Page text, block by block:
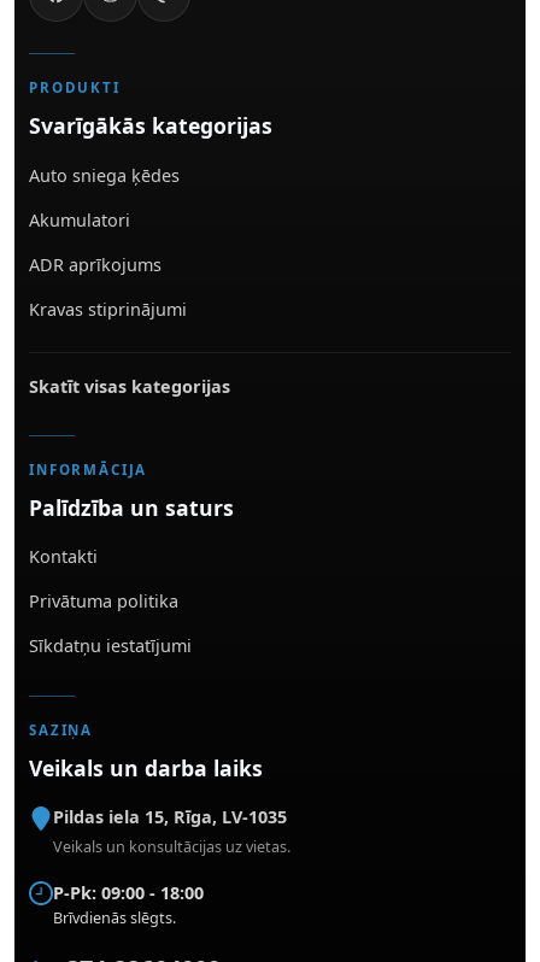
PRODUKTI
Svarīgākās kategorijas
Auto sniega ķēdes
Akumulatori
ADR aprīkojums
Kravas stiprinājumi
Skatīt visas kategorijas
INFORMĀCIJA
Palīdzība un saturs
Kontakti
Privātuma politika
Sīkdatņu iestatījumi
SAZIŅA
Veikals un darba laiks
Pildas iela 15, Rīga, LV-1035
Veikals un konsultācijas uz vietas.
P-Pk: 09:00 - 18:00
Brīvdienās slēgts.